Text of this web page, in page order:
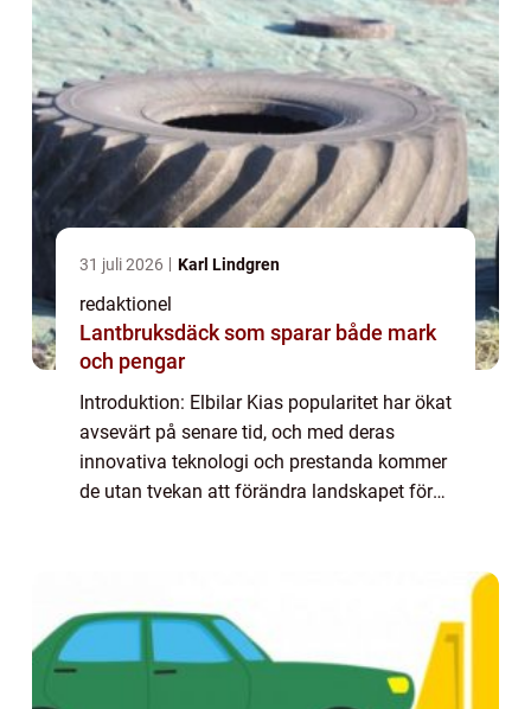
31 juli 2026 Karl Lindgren
redaktionel
Lantbruksdäck som sparar både mark
och pengar
Introduktion: Elbilar Kias popularitet har ökat
avsevärt på senare tid, och med deras
innovativa teknologi och prestanda kommer
de utan tvekan att förändra landskapet för